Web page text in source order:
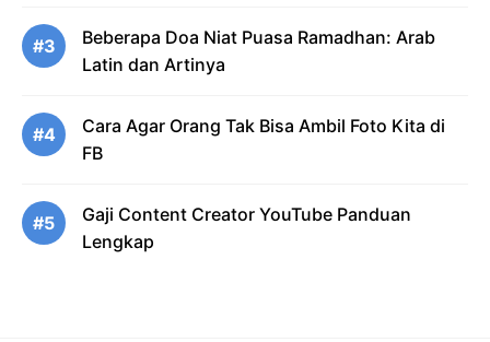
#3
Beberapa Doa Niat Puasa Ramadhan: Arab
Latin dan Artinya
#4
Cara Agar Orang Tak Bisa Ambil Foto Kita di
FB
#5
Gaji Content Creator YouTube Panduan
Lengkap